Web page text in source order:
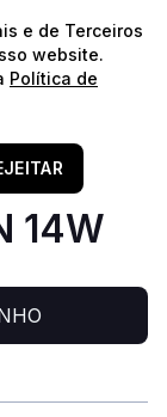
de 60€!*⭐️
14W
e de Terceiros
website.
Política de